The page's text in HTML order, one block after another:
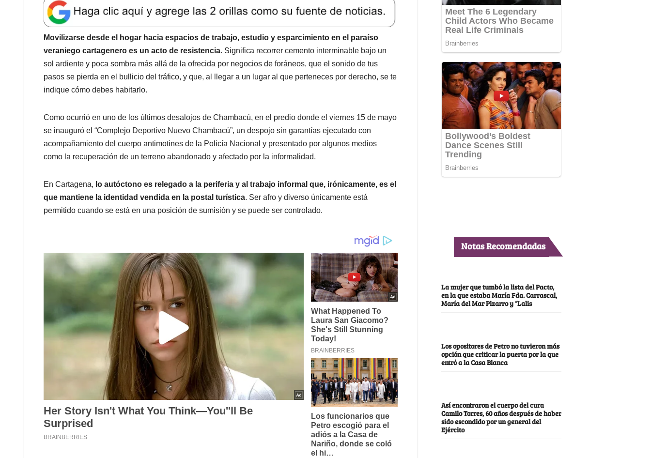
s
A
p
p
b
o
o
k
d
I
n
d
s
Movilizarse desde el hogar hacia espacios de trabajo, estudio y esparcimiento en el paraíso
veraniego cartagenero es un acto de resistencia. Significa recorrer cemento interminable bajo un
sol ardiente y poca sombra más allá de la ofrecida por negocios de foráneos, que el sonido de tus
pasos se pierda en el bullicio del tráfico, y que, al llegar a un lugar al que perteneces por derecho, se te
indique cómo debes habitarlo.
Como ocurrió en uno de los últimos desalojos de Chambacú, en el predio donde el viernes 15 de mayo
se inauguró el “Complejo Deportivo Nuevo Chambacú”, un despojo sin garantías ejecutado con
acompañamiento del cuerpo antimotines de la Policía Nacional y presentado por algunos medios
como la recuperación de un terreno abandonado y afectado por la informalidad.
En Cartagena, lo autóctono es relegado a la periferia y al trabajo informal que, irónicamente, es el
que mantiene la identidad vendida en la postal turística. Ser afro y diverso únicamente está
permitido cuando se está en una posición de sumisión y se puede ser controlado.
Notas Recomendadas
La mujer que tumbó la lista del Pacto,
en la que estaba María Fda. Carrascal,
María del Mar Pizarro y “Lalis
Los opositores de Petro no tuvieron más
opción que criticar la puerta por la que
entró a la Casa Blanca
Así encontraron el cuerpo del cura
Camilo Torres, 60 años después de haber
sido escondido por un general del
Ejército